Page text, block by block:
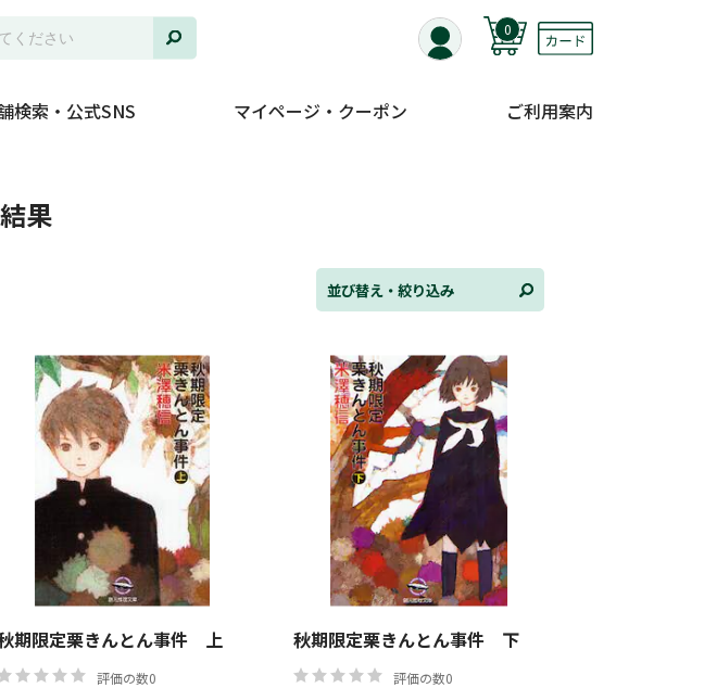
0
検索・公式SNS マイページ・クーポン ご利用案内
果
並び替え・絞り込み
並び替え
在庫状況
価格帯
リセット
期限定栗きんとん事件 上
評価の数0
秋期限定栗きんとん事件 下
評価の数0